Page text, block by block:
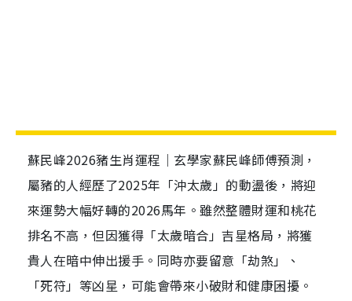
蘇民峰2026豬生肖運程｜玄學家蘇民峰師傅預測，
屬豬的人經歷了2025年「沖太歲」的動盪後，將迎
來運勢大幅好轉的2026馬年。雖然整體財運和桃花
排名不高，但因獲得「太歲暗合」吉星格局，將獲
貴人在暗中伸出援手。同時亦要留意「劫煞」、
「死符」等凶星，可能會帶來小破財和健康困擾。